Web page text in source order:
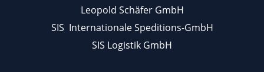
Leopold Schäfer GmbH
SIS Internationale Speditions-GmbH
SIS Logistik GmbH